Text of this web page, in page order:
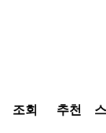
조회 추천